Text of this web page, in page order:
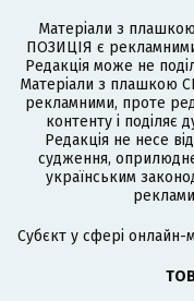
Матеріали з
ПОЗИЦІЯ є
Редакція може не
Матеріали з плашкою
рекламними, проте
контенту і поділяє
Редакція не несе
судження,
українським
Cубєкт у сфері онлайн-